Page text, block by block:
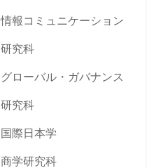
情報コミュニケーション
研究科
グローバル・ガバナンス
研究科
国際日本学
商学研究科